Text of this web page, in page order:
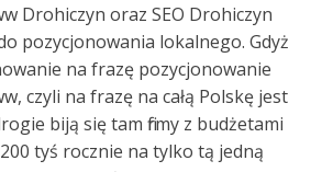
Drohiczyn oraz SEO Drohiczyn
pozycjonowania lokalnego. Gdyż
na frazę pozycjonowanie
czyli na frazę na całą Polskę jest
biją się tam firmy z budżetami
tyś rocznie na tylko tą jedną